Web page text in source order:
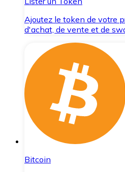
Ajoutez le token de votre
d'achat, de vente et de
Bitcoin